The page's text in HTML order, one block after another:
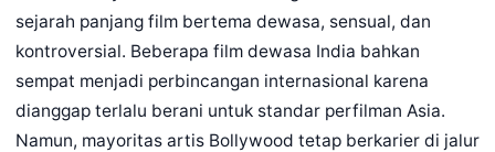
sejarah panjang film bertema dewasa, sensual, dan
kontroversial. Beberapa film dewasa India bahkan
sempat menjadi perbincangan internasional karena
dianggap terlalu berani untuk standar perfilman Asia.
Namun, mayoritas artis Bollywood tetap berkarier di jalur